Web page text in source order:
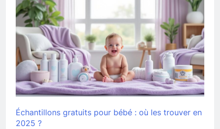
Échantillons gratuits pour bébé : où les trouver en
2025 ?